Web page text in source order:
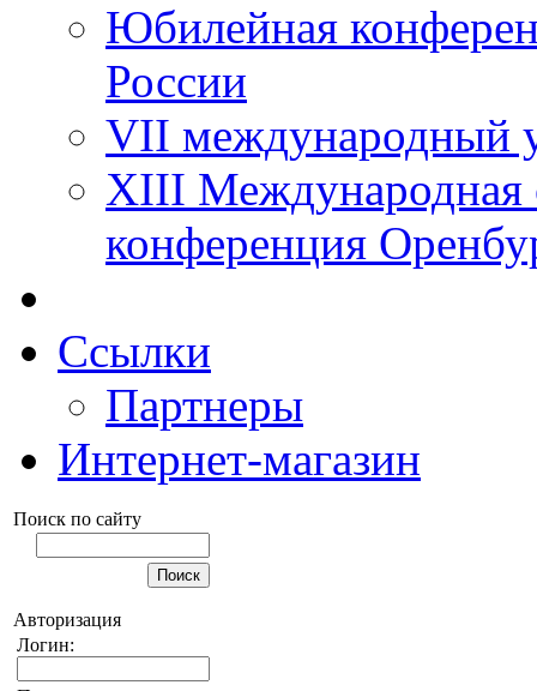
Юбилейная
России
VII международный
XIII Международная
конференция
Ссылки
Партнеры
Интернет-магазин
Поиск по сайту
Авторизация
Логин: